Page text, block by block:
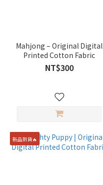
Mahjong – Original Digital
Printed Cotton Fabric
NT$300
新品到貨🔥